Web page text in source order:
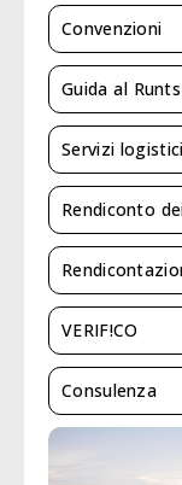
Convenzioni
Guida al Runts
Servizi logistici
Rendiconto
VERIF!CO
Consulenza